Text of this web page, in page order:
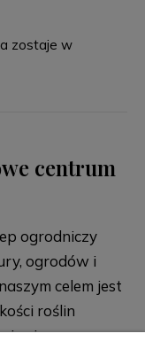
zostaje w
centrum
ogrodniczy
ogrodów i
celem jest
roślin
się po